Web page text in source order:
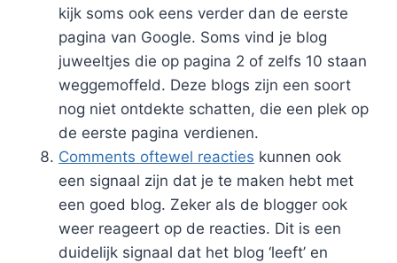
kijk soms ook eens verder dan de eerste
pagina van Google. Soms vind je blog
juweeltjes die op pagina 2 of zelfs 10 staan
weggemoffeld. Deze blogs zijn een soort
nog niet ontdekte schatten, die een plek op
de eerste pagina verdienen.
Comments oftewel reacties kunnen ook
een signaal zijn dat je te maken hebt met
een goed blog. Zeker als de blogger ook
weer reageert op de reacties. Dit is een
duidelijk signaal dat het blog ‘leeft’ en